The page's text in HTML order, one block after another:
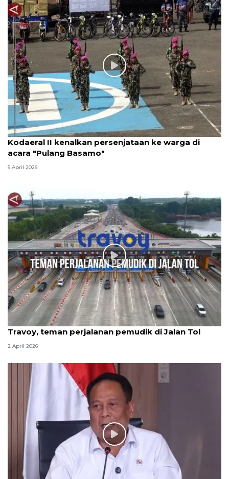
Kodaeral II kenalkan persenjataan ke warga di
acara "Pulang Basamo"
5 April 2026
Travoy, teman perjalanan pemudik di Jalan Tol
2 April 2026